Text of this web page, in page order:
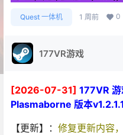
Quest 一体机 1 周前 0
177VR游戏
[2026-07-31] 177VR
Plasmaborne 版本
【更新】： 修复更新内容